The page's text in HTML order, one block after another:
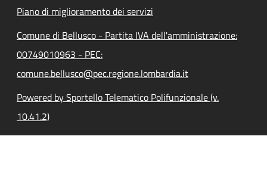
Piano di miglioramento dei servizi
Comune di Bellusco - Partita IVA dell'amministrazione:
00749010963 - PEC:
comune.bellusco@pec.regione.lombardia.it
Powered by Sportello Telematico Polifunzionale (v.
10.41.2)